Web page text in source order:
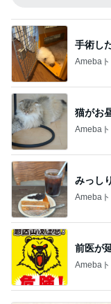
手術し
Ameba
猫がお
Ameba
みっし
Ameba
前医が
Ameba